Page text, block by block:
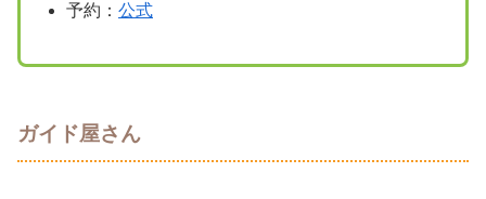
予約： 公式
ガイド屋さん